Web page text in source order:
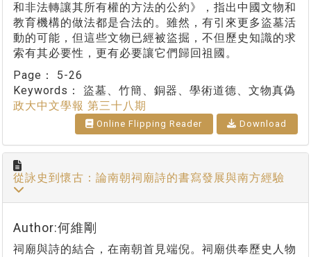
和非法轉讓其所有權的方法的公約》，指出中國文物和
教育機構的做法都是合法的。雖然，有引來更多盜墓活
動的可能，但這些文物已經被盜掘，不但歷史知識的求
索有其必要性，更有必要讓它們歸回祖國。
Page： 5-26
Keywords： 盜墓、竹簡、銅器、學術道德、文物真偽
政大中文學報 第三十八期
Online Flipping Reader Download
從詠史到懷古：論南朝祠廟詩的書寫發展與南方經驗
Author:何維剛
祠廟與詩的結合，在南朝首見端倪。祠廟供奉歷史人物